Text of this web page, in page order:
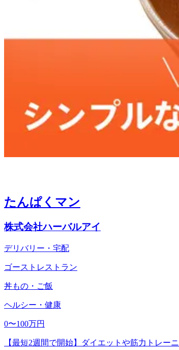
たんぱくマン
株式会社ハーバルアイ
デリバリー・宅配
ゴーストレストラン
丼もの・ご飯
ヘルシー・健康
0〜100万円
【最短2週間で開始】ダイエットや筋力トレー